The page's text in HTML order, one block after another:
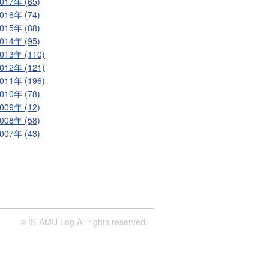
年 (74)
年 (88)
年 (95)
年 (110)
年 (121)
年 (196)
年 (78)
年 (12)
年 (58)
年 (43)
© IS-AMU Log All rights reserved.